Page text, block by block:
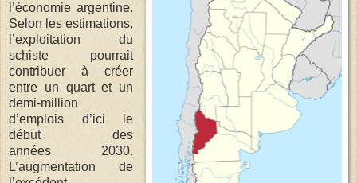
l’économie argentine.
Selon les estimations,
l’exploitation du
schiste pourrait
contribuer à créer
entre un quart et un
demi-million
d’emplois d’ici le
début des
années 2030.
L’augmentation de